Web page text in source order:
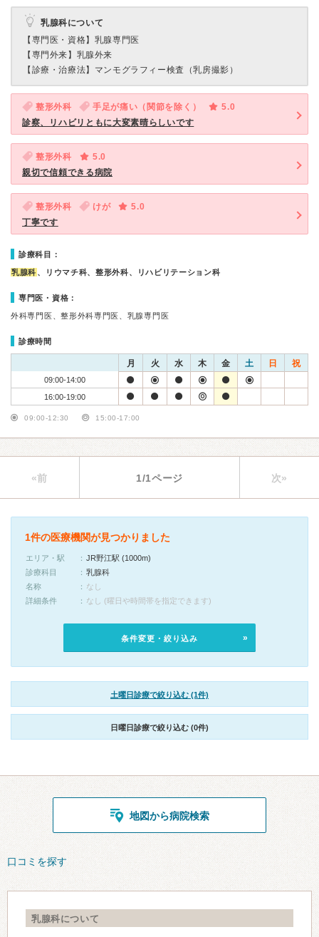
乳腺科について
【専門医・資格】 乳腺専門医
【専門外来】 乳腺外来
【診療・治療法】 マンモグラフィー検査（乳房撮影）
整形外科 手足が痛い（関節を除く）
5.0
診察、リハビリともに大変素晴らしいです
整形外科
5.0
親切で信頼できる病院
整形外科 けが
5.0
丁寧です
診療科目：
乳腺科 、リウマチ科、整形外科、リハビリテーション科
専門医・資格：
外科専門医、整形外科専門医、乳腺専門医
診療時間
月 火 水 木 金 土 日 祝
09:00-14:00
16:00-19:00
09:00-12:30 15:00-17:00
«前 1/1ページ 次»
1件の医療機関が見つかりました
エリア・駅
JR野江駅 (1000m)
診療科目
乳腺科
名称
なし
詳細条件
なし (曜日や時間帯を指定できます)
条件変更・絞り込み
土曜日診療で絞り込む (1件)
日曜日診療で絞り込む (0件)
地図から病院検索
口コミを探す
乳腺科について